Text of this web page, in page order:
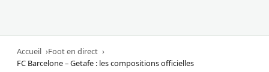
Accueil
Foot en direct
FC Barcelone – Getafe : les compositions officielles